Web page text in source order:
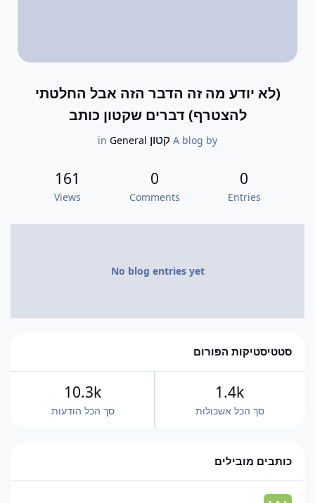
(לא יודע מה זה הדבר הזה אבל החלטתי
להצטרף) דברים שקטון כותב
A blog by קטון General
0
Entries
0
Comments
161
Views
No blog entries yet
סטטיסטיקות הפורום
סך הכל אשכולות
1.4k
סך הכל הודעות
10.3k
כותבים מובילים